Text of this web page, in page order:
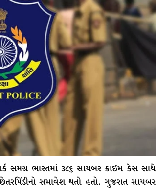
ભારતમાં ૩૮૬ સાયબર ક્રાઇમ કેસ સાથે
સમાવેશ થતો હતો. ગુજરાત સાયબર